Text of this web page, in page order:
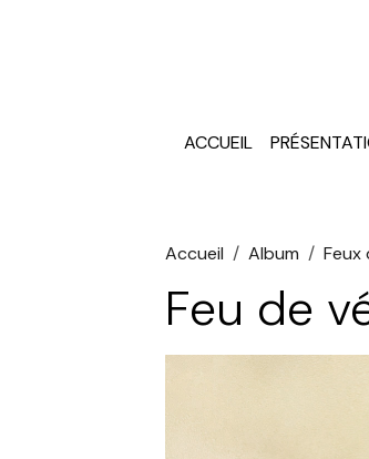
ACCUEIL
Accueil Album Feux
Feu de